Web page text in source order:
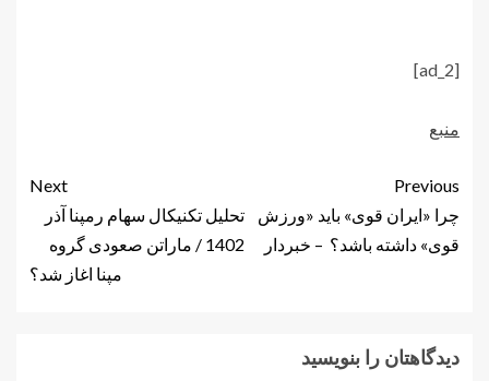
[ad_2]
منبع
Previous
چرا «ایران قوی» باید «ورزش
قوی» داشته باشد؟ – خبردار
Next
تحلیل تکنیکال سهام رمپنا آذر
1402 / ماراتن صعودی گروه
مپنا اغاز شد؟
دیدگاهتان را بنویسید